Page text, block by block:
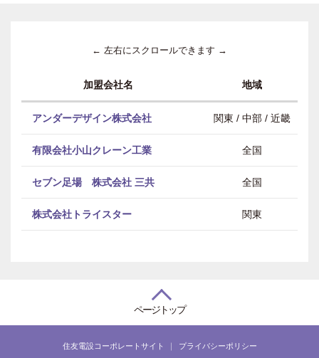
← 左右にスクロールできます →
加盟会社名 地域
アンダーデザイン株式会社 関東 / 中部 / 近畿
有限会社小山クレーン工業 全国
セブン足場 株式会社 三共 全国
株式会社トライスター 関東
ページトップ
住友電設コーポレートサイト プライバシーポリシー